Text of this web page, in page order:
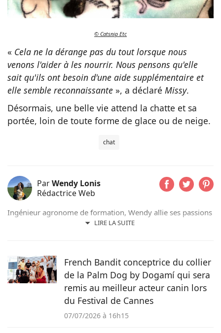
© Catsnip Etc
« Cela ne la dérange pas du tout lorsque nous
venons l'aider à les nourrir. Nous pensons qu'elle
sait qu'ils ont besoin d'une aide supplémentaire et
elle semble reconnaissante », a déclaré Missy.
Désormais, une belle vie attend la chatte et sa
portée, loin de toute forme de glace ou de neige.
chat
ParWendy Lonis
Rédactrice Web
LIRE LA SUITE
Ingénieur agronome de formation, Wendy allie ses passions
pour les mots et les animaux en écrivant pour Pets-dating.
australien, des poules et même des pigeons voyageurs !
French Bandit conceptrice du collier
de la Palm Dog by Dogamí qui sera
remis au meilleur acteur canin lors
du Festival de Cannes
07/07/2026 à 16h15